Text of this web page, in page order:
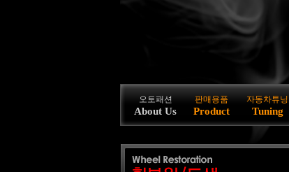
오토패션
About Us
판매용품
Product
자동차튜닝
Tuning